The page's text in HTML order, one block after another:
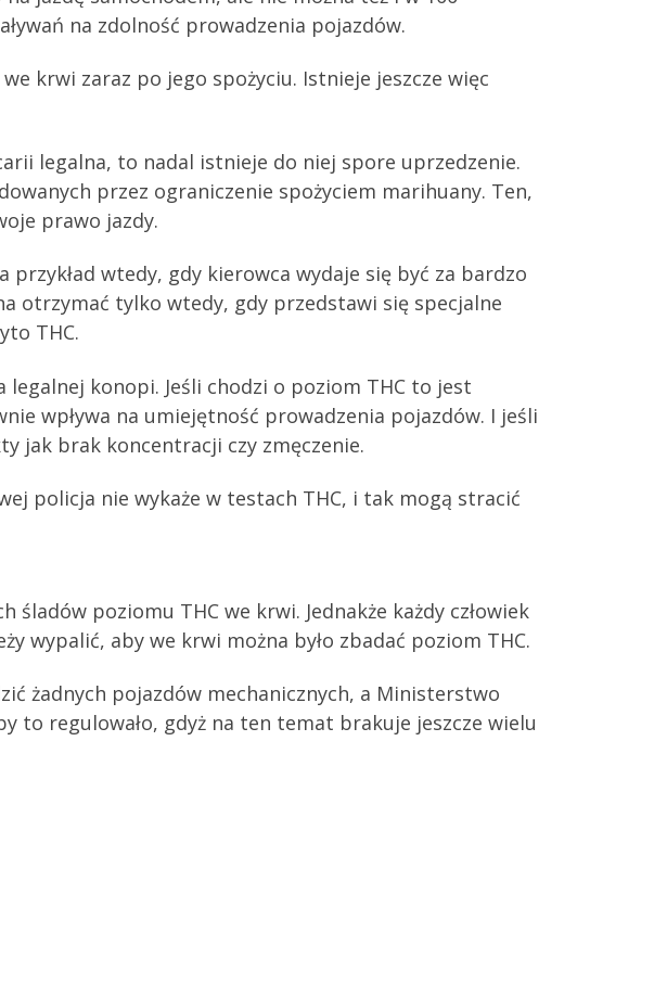
na zdolność prowadzenia pojazdów.
krwi zaraz po jego spożyciu. Istnieje jeszcze więc
legalna, to nadal istnieje do niej spore uprzedzenie.
przez ograniczenie spożyciem marihuany. Ten,
prawo jazdy.
wtedy, gdy kierowca wydaje się być za bardzo
otrzymać tylko wtedy, gdy przedstawi się specjalne
THC.
legalnej konopi. Jeśli chodzi o poziom THC to jest
wpływa na umiejętność prowadzenia pojazdów. I jeśli
jak brak koncentracji czy zmęczenie.
policja nie wykaże w testach THC, i tak mogą stracić
śladów poziomu THC we krwi. Jednakże każdy człowiek
wypalić, aby we krwi można było zbadać poziom THC.
żadnych pojazdów mechanicznych, a Ministerstwo
to regulowało, gdyż na ten temat brakuje jeszcze wielu